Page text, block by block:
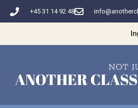
+45 31 14 92 48